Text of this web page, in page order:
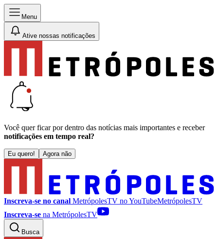
Menu
Ative nossas notificações
Você quer ficar por dentro das notícias mais importantes e receber
notificações em tempo real?
Eu quero! Agora não
Inscreva-se no canal MetrópolesTV noYouTubeMetrópolesTV
Inscreva-se na MetrópolesTV
Busca